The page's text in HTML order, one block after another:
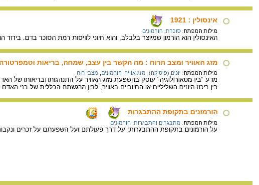
אינסולין : 1921
מילות המפתח: סוכרת הורמונים
האינסולין הוא הורמון שמיוצר בלבלב, והוא חיוני לוויסות רמת הסוכר בדם.
מזג האוויר ומצב הרוח : מה הקשר בין עצב, שמחה, בריאות
מילות המפתח: יונים (פיסיקה) מזג אוויר הורמונים מצבי רוח
מדע "ביו-מטאורולוגיה" עוסק בהשפעת מזג האוויר על התנהגותו ובריאותו של
בין ריכוז היונים השליליים או החיוביים באוויר, לבין הרגשתם הכללית של בני האדם.
הורמונים בתקופת ההתבגרות
מילות המפתח: מתבגרים והתבגרות הורמונים
על הורמונים בתקופת ההתבגרות: על דרך פעולתם ועל השפעתם על זכרים